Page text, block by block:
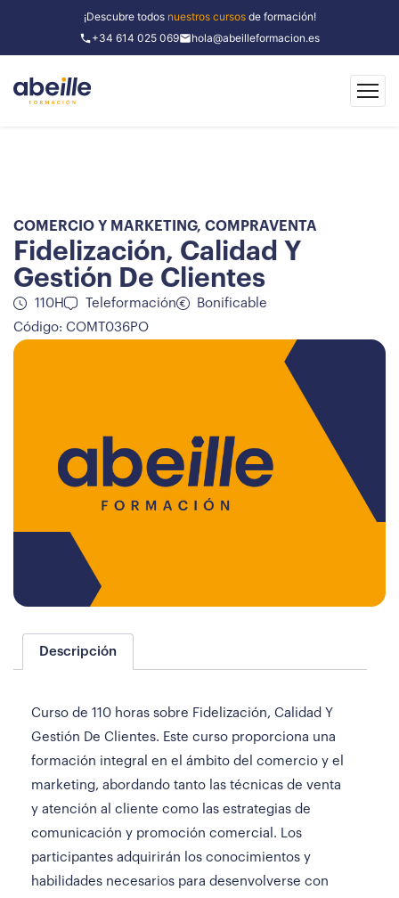
¡Descubre todos nuestros cursosde formación!
+34 614 025 069
hola@abeilleformacion.es
COMERCIO Y MARKETING, COMPRAVENTA
Fidelización, Calidad Y
Gestión De Clientes
110H Teleformación
Bonificable
Código: COMT036PO
Descripción
Curso de 110 horas sobre Fidelización, Calidad Y
Gestión De Clientes. Este curso proporciona una
formación integral en el ámbito del comercio y el
marketing, abordando tanto las técnicas de venta
y atención al cliente como las estrategias de
comunicación y promoción comercial. Los
participantes adquirirán los conocimientos y
habilidades necesarios para desenvolverse con